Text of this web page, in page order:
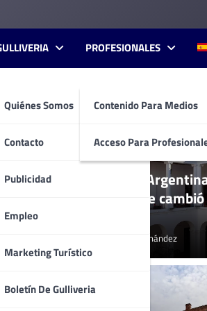
Quiénes Somos
Contacto
Publicidad
Empleo
Marketing Turístico
Boletín De Gulliveria
PROFESIONALES
Contenido Para Medios
Acceso Para
Córdoba
ciudad que
Carolina Hernández